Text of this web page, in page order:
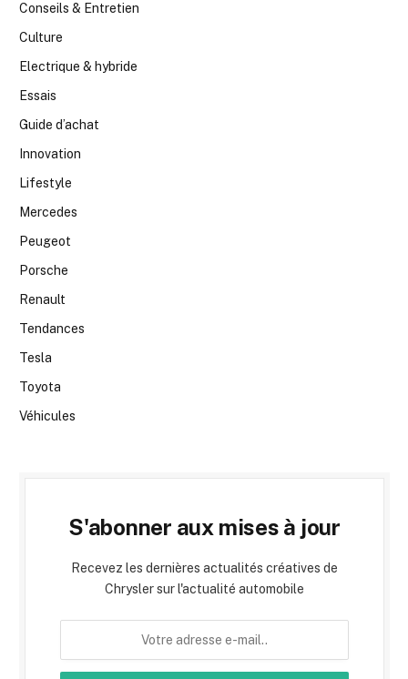
Conseils & Entretien
Culture
Electrique & hybride
Essais
Guide d’achat
Innovation
Lifestyle
Mercedes
Peugeot
Porsche
Renault
Tendances
Tesla
Toyota
Véhicules
S'abonner aux mises à jour
Recevez les dernières actualités créatives de
Chrysler sur l'actualité automobile